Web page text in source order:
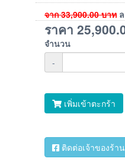
จาก33,900.00บาท
ราคา
จำนวน
-
เพิ่มเข้าตะกร้า
ติดต่อเจ้าของร้า